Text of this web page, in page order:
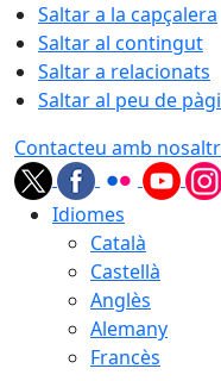
Saltar a la capçalera
Saltar al contingut
Saltar a relacionats
Saltar al peu de
Contacteu amb
Idiomes
Català
Castellà
Anglès
Alemany
Francès